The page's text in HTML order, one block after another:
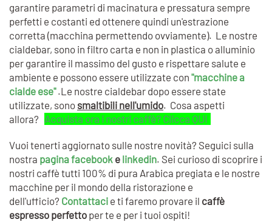
garantire parametri di macinatura e pressatura sempre
perfetti e costanti ed ottenere quindi un'estrazione
corretta (macchina permettendo ovviamente). Le nostre
cialdebar, sono in filtro carta e non in plastica o alluminio
per garantire il massimo del gusto e rispettare salute e
ambiente e possono essere utilizzate con "macchine a
cialde ese".Le nostre cialdebar dopo essere state
utilizzate, sono smaltibili nell'umido. Cosa aspetti
allora? Acquista ora i nostri caffè? Clicca QUI
Vuoi tenerti aggiornato sulle nostre novità? Seguici sulla
nostra pagina facebook e linkedin. Sei curioso di scoprire i
nostri caffè tutti 100% di pura Arabica pregiata e le nostre
macchine per il mondo della ristorazione e
dell'ufficio? Contattaci e ti faremo provare il caffè
espresso perfetto per te e per i tuoi ospiti!